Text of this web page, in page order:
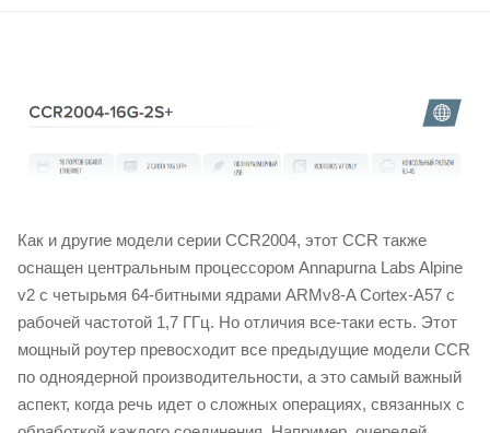
Как и другие модели серии CCR2004, этот CCR также
оснащен центральным процессором Annapurna Labs Alpine
v2 с четырьмя 64-битными ядрами ARMv8-A Cortex-A57 с
рабочей частотой 1,7 ГГц. Но отличия все-таки есть. Этот
мощный роутер превосходит все предыдущие модели CCR
по одноядерной производительности, а это самый важный
аспект, когда речь идет о сложных операциях, связанных с